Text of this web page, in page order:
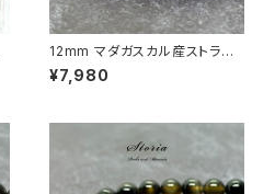
12mm マダガスカル産ストライ
プカルセドニー（縞瑪瑙）ブレス
レット
¥7,980